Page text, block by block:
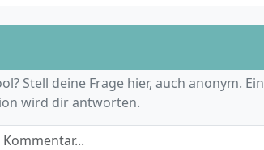
Stell deine Frage hier, auch anonym. Ein
wird dir antworten.